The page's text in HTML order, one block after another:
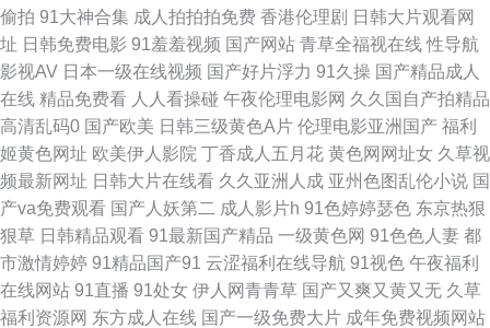
站 婷婷涩丁香 91视频第十页 东方四虎aV 日本第一页色网 91福利片 福利网
站导航 麻豆吴梦梦视频 午夜激情综合 97超碰人人拍 国产精品毛片A片 日韩
国产对白 伊人av成人 男人社av 亚洲情趣自拍 AV线大香蕉 含羞草在线 人妻
人操 亚洲女操逼网 AA级黄色网 国产tsav观看 人人操超 蜜桃性爱 一区二区
免费日本 国产精品大猫AV 人人97 99热久草精品 激情四虎 人妖先锋影音 亚
洲一二三 超碰人人超碰A 久草在线资源 日本抠逼 俺去射官网 九一大香蕉 日
偷拍 91大神合集 成人拍拍拍免费 香港伦理剧 日韩大片观看网
址 日韩免费电影 91羞羞视频 国产网站 青草全福视在线 性导航
影视AV 日本一级在线视频 国产好片浮力 91久操 国产精品成人
在线 精品免费看 人人看操碰 午夜伦理电影网 久久国自产拍精品
高清乱码0 国产欧美 日韩三级黄色A片 伦理电影亚洲国产 福利
姬黄色网址 欧美伊人影院 丁香成人五月花 黄色网网址女 久草视
频最新网址 日韩大片在线看 久久亚洲人成 亚州色图乱伦小说 国
产va免费观看 国产人妖第二 成人影片h 91色婷婷瑟色 东京热狠
狠草 日韩精品观看 91最新国产精品 一级黄色网 91色色人妻 都
市激情婷婷 91精品国产91 云涩福利在线导航 91视色 午夜福利
在线网站 91直播 91处女 伊人网青青草 国产又爽又黄又无 久草
福利资源网 东方成人在线 国产一级免费大片 成年免费视频网站